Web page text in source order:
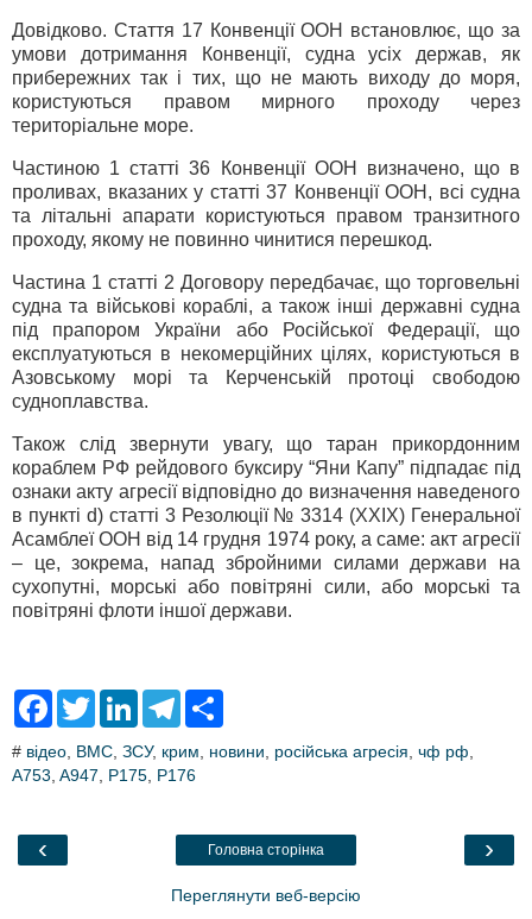
Довідково. Стаття 17 Конвенції ООН встановлює, що за
умови дотримання Конвенції, судна усіх держав, як
прибережних так і тих, що не мають виходу до моря,
користуються правом мирного проходу через
територіальне море.
Частиною 1 статті 36 Конвенції ООН визначено, що в
проливах, вказаних у статті 37 Конвенції ООН, всі судна
та літальні апарати користуються правом транзитного
проходу, якому не повинно чинитися перешкод.
Частина 1 статті 2 Договору передбачає, що торговельні
судна та військові кораблі, а також інші державні судна
під прапором України або Російської Федерації, що
експлуатуються в некомерційних цілях, користуються в
Азовському морі та Керченській протоці свободою
судноплавства.
Також слід звернути увагу, що таран прикордонним
кораблем РФ рейдового буксиру “Яни Капу” підпадає під
ознаки акту агресії відповідно до визначення наведеного
в пункті d) статті 3 Резолюції № 3314 (ХХIХ) Генеральної
Асамблеї ООН від 14 грудня 1974 року, а саме: акт агресії
– це, зокрема, напад збройними силами держави на
сухопутні, морські або повітряні сили, або морські та
повітряні флоти іншої держави.
F
e
b
k
T
t
t
L
k
e
T
e
g
m
r
# відео ВМС ЗСУ, крим новини російська агресія чф рф
A753 A947 P175 P176
‹ ›
Головна сторінка
Переглянути веб-версію